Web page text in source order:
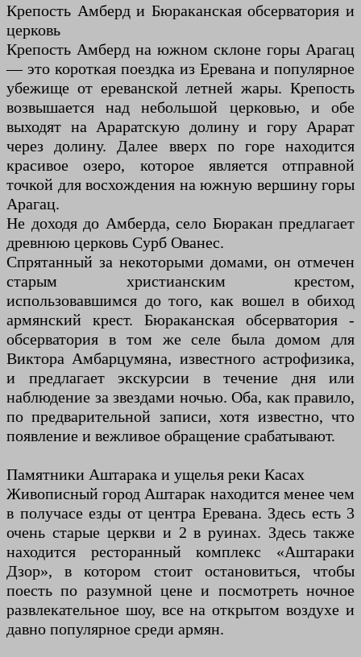
Крепость Амберд и Бюраканская обсерватория и
церковь
Крепость Амберд на южном склоне горы Арагац
— это короткая поездка из Еревана и популярное
убежище от ереванской летней жары. Крепость
возвышается над небольшой церковью, и обе
выходят на Араратскую долину и гору Арарат
через долину. Далее вверх по горе находится
красивое озеро, которое является отправной
точкой для восхождения на южную вершину горы
Арагац.
Не доходя до Амберда, село Бюракан предлагает
древнюю церковь Сурб Ованес.
Спрятанный за некоторыми домами, он отмечен
старым христианским крестом,
использовавшимся до того, как вошел в обиход
армянский крест. Бюраканская обсерватория -
обсерватория в том же селе была домом для
Виктора Амбарцумяна, известного астрофизика,
и предлагает экскурсии в течение дня или
наблюдение за звездами ночью. Оба, как правило,
по предварительной записи, хотя известно, что
появление и вежливое обращение срабатывают.
Памятники Аштарака и ущелья реки Касах
Живописный город Аштарак находится менее чем
в получасе езды от центра Еревана. Здесь есть 3
очень старые церкви и 2 в руинах. Здесь также
находится ресторанный комплекс «Аштараки
Дзор», в котором стоит остановиться, чтобы
поесть по разумной цене и посмотреть ночное
развлекательное шоу, все на открытом воздухе и
давно популярное среди армян.